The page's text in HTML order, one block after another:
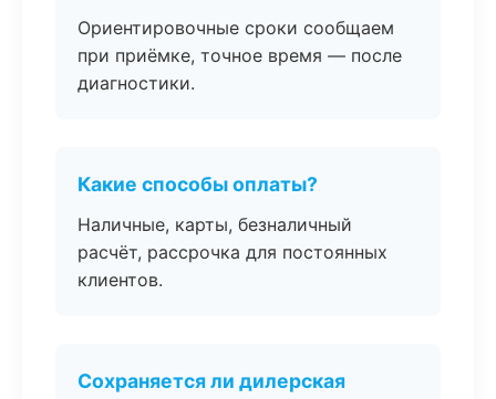
Ориентировочные сроки сообщаем
при приёмке, точное время — после
диагностики.
Какие способы оплаты?
Наличные, карты, безналичный
расчёт, рассрочка для постоянных
клиентов.
Сохраняется ли дилерская